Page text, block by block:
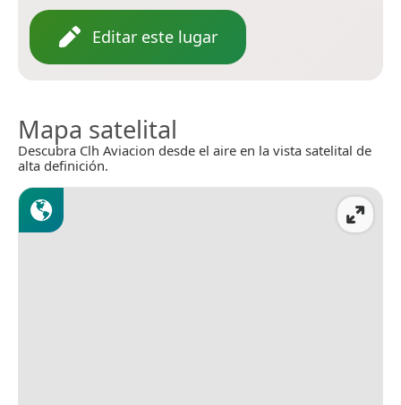
Editar este lugar
Mapa satelital
Descubra Clh Aviacion desde el aire en la vista satelital de
alta definición.